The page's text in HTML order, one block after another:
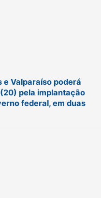
e Valparaíso poderá
pela implantação
federal, em duas